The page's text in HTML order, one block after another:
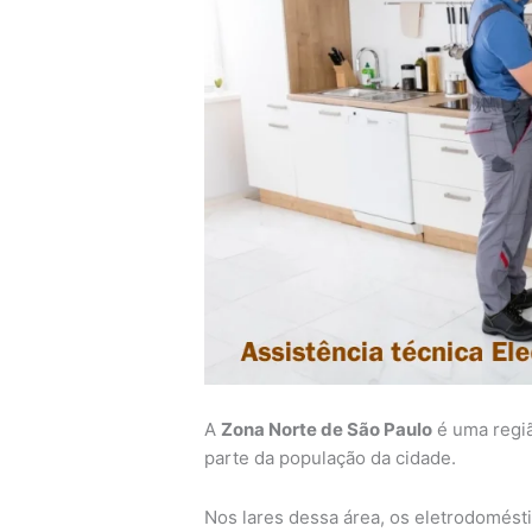
A Zona Norte de São Paulo é uma
parte da população da cidade.
Nos lares dessa área, os